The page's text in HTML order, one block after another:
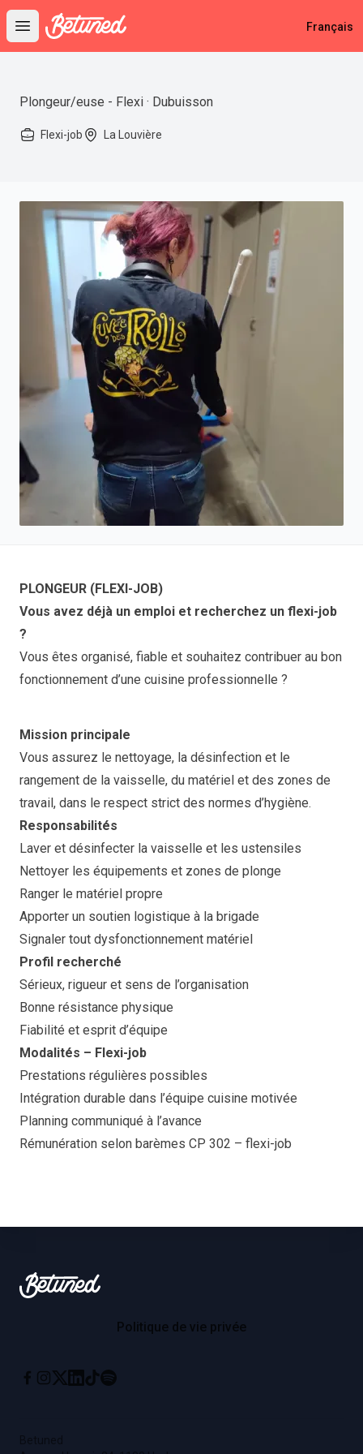
Open main menu
Betuned Français
Plongeur/euse - Flexi · Dubuisson
Flexi-job La Louvière
PLONGEUR (FLEXI-JOB)
Vous avez déjà un emploi et recherchez un flexi-job
?
Vous êtes organisé, fiable et souhaitez contribuer au bon
fonctionnement d’une cuisine professionnelle ?
Mission principale
Vous assurez le nettoyage, la désinfection et le
rangement de la vaisselle, du matériel et des zones de
travail, dans le respect strict des normes d’hygiène.
Responsabilités
Laver et désinfecter la vaisselle et les ustensiles
Nettoyer les équipements et zones de plonge
Ranger le matériel propre
Apporter un soutien logistique à la brigade
Signaler tout dysfonctionnement matériel
Profil recherché
Sérieux, rigueur et sens de l’organisation
Bonne résistance physique
Fiabilité et esprit d’équipe
Modalités – Flexi-job
Prestations régulières possibles
Intégration durable dans l’équipe cuisine motivée
Planning communiqué à l’avance
Rémunération selon barèmes CP 302 – flexi-job
Betuned
Politique de vie privée
Instagram
X Linkedin
TiktokSpotify